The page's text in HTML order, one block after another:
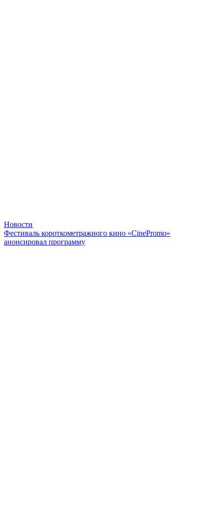
Новости
Фестиваль короткометражного кино «CinePromo»
анонсировал программу